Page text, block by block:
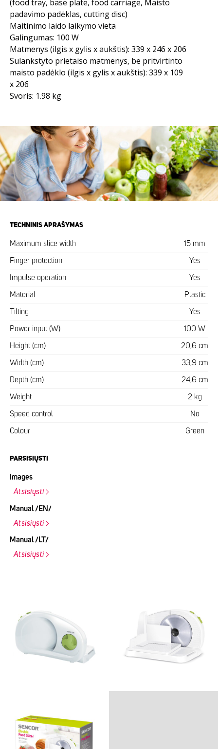
(food tray, base plate, food carriage, Maisto
padavimo padėklas, cutting disc)
Maitinimo laido laikymo vieta
Galingumas: 100 W
Matmenys (ilgis x gylis x aukštis): 339 x 246 x 206
Sulankstyto prietaiso matmenys, be pritvirtinto
maisto padėklo (ilgis x gylis x aukštis): 339 x 109
x 206
Svoris: 1.98 kg
TECHNINIS APRAŠYMAS
Maximum slice width 15 mm
Finger protection Yes
Impulse operation Yes
Material Plastic
Tilting Yes
Power input (W) 100 W
Height (cm) 20,6 cm
Width (cm) 33,9 cm
Depth (cm) 24,6 cm
Weight 2 kg
Speed control No
Colour Green
PARSISIŲSTI
Images
Atsisiųsti
Manual /EN/
Atsisiųsti
Manual /LT/
Atsisiųsti